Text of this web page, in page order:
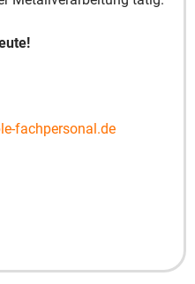
fachpersonal.de